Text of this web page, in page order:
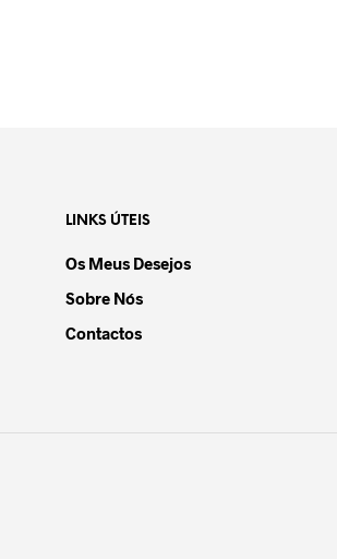
LINKS ÚTEIS
Os Meus Desejos
Sobre Nós
Contactos